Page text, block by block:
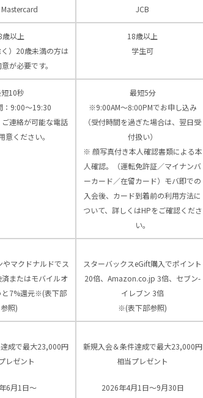
JCB
歳以上
）20歳未満の方は
が必要です。
18歳以上
学生可
10秒
9:00〜19:30
連絡が可能な電話
意ください。
最短5分
※9:00AM～8:00PMでお申し込み
（受付時間を過ぎた場合は、翌日受
付扱い）
※ 顔写真付き本人確認書類による本
人確認。（運転免許証／マイナンバ
ーカード／在留カード）モバ即での
入会後、カード到着前の利用方法に
ついて、詳しくはHPをご確認くださ
い。
やマクドナルドでス
またはモバイルオ
と7%還元※(表下部
参照)
スターバックスeGift購入でポイント
20倍、Amazon.co.jp 3倍、セブン-
イレブン 3倍
※(表下部参照)
成で最大23,000円
レゼント
6月1日～
新規入会＆条件達成で最大23,000円
相当プレゼント
2026年4月1日～9月30日